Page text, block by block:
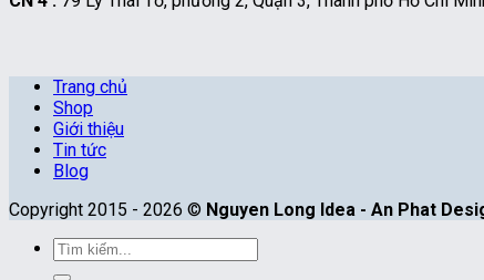
Trang chủ
Shop
Giới thiệu
Tin tức
Blog
Copyright 2015 - 2026 © Nguyen Long Idea - An Phat
Tìm
kiếm: